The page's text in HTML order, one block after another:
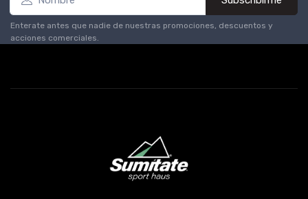
Enterate antes que nadie de nuestras promociones, descuentos y
acciones comerciales.